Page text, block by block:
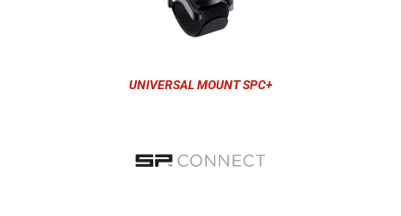
UNIVERSAL MOUNT SPC+